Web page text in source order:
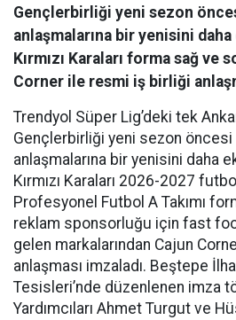
Gençlerbirliği yeni sezon
anlaşmalarına bir yenisini
Kırmızı Karaları forma sağ ve
Corner ile resmi iş birliği
Trendyol Süper Lig’deki tek
Gençlerbirliği yeni sezon
anlaşmalarına bir yenisini daha
Kırmızı Karaları 2026-2027
Profesyonel Futbol A Takımı
reklam sponsorluğu için fast
gelen markalarından Cajun
anlaşması imzaladı. Beştepe
Tesisleri’nde düzenlenen imza
Yardımcıları Ahmet Turgut ve